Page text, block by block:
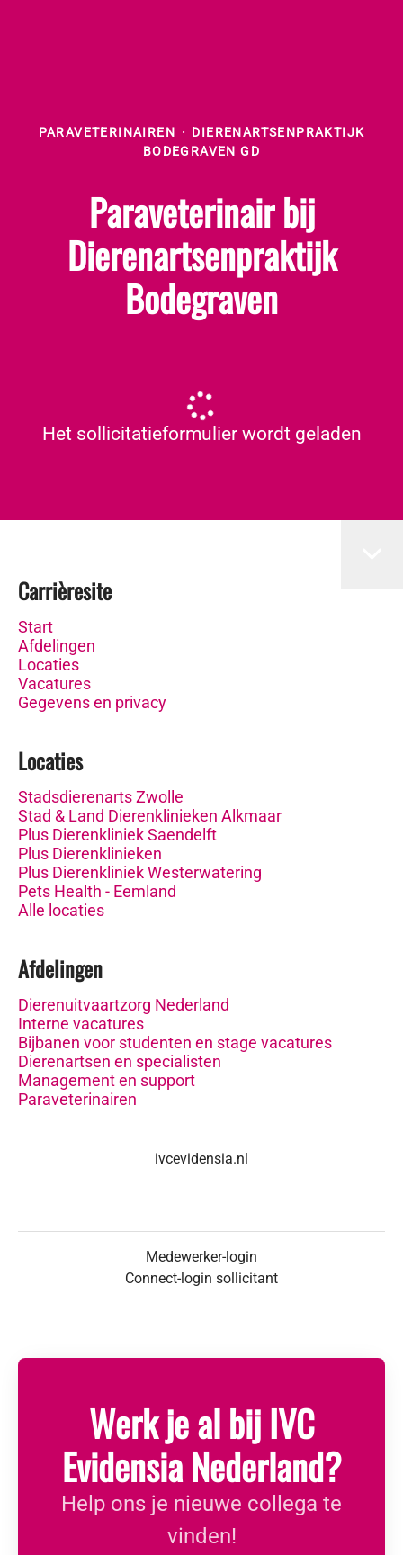
PARAVETERINAIREN · DIERENARTSENPRAKTIJK
BODEGRAVEN GD
Paraveterinair bij
Dierenartsenpraktijk
Bodegraven
Het sollicitatieformulier wordt geladen
Carrièresite
Start
Afdelingen
Locaties
Vacatures
Gegevens en privacy
Locaties
Stadsdierenarts Zwolle
Stad & Land Dierenklinieken Alkmaar
Plus Dierenkliniek Saendelft
Plus Dierenklinieken
Plus Dierenkliniek Westerwatering
Pets Health - Eemland
Alle locaties
Afdelingen
Dierenuitvaartzorg Nederland
Interne vacatures
Bijbanen voor studenten en stage vacatures
Dierenartsen en specialisten
Management en support
Paraveterinairen
ivcevidensia.nl
Medewerker-login
Connect-login sollicitant
Werk je al bij IVC
Evidensia Nederland?
Help ons je nieuwe collega te
vinden!